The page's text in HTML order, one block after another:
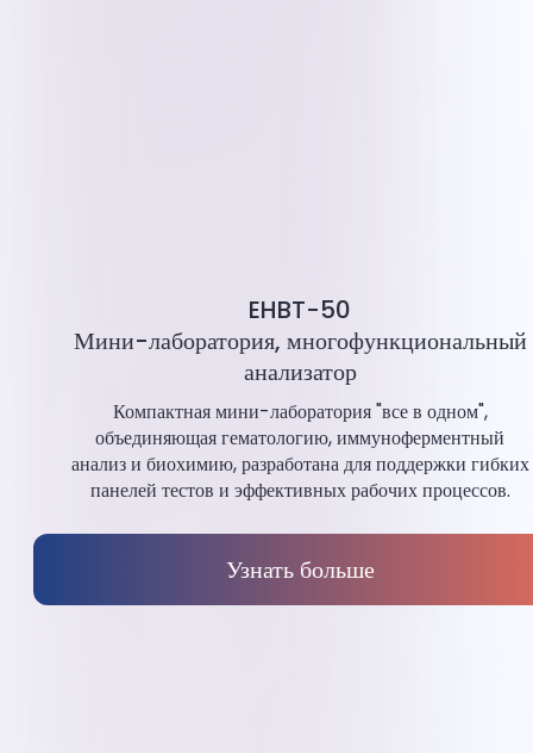
EHBT-50
Мини-лаборатория, многофункциональный
анализатор
Компактная мини-лаборатория "все в одном",
объединяющая гематологию, иммуноферментный
анализ и биохимию, разработана для поддержки гибких
панелей тестов и эффективных рабочих процессов.
Узнать больше